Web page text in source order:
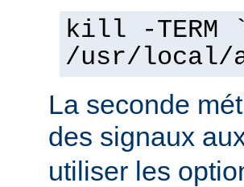
kill -TERM
/usr/local/
La seconde
des signaux
utiliser les